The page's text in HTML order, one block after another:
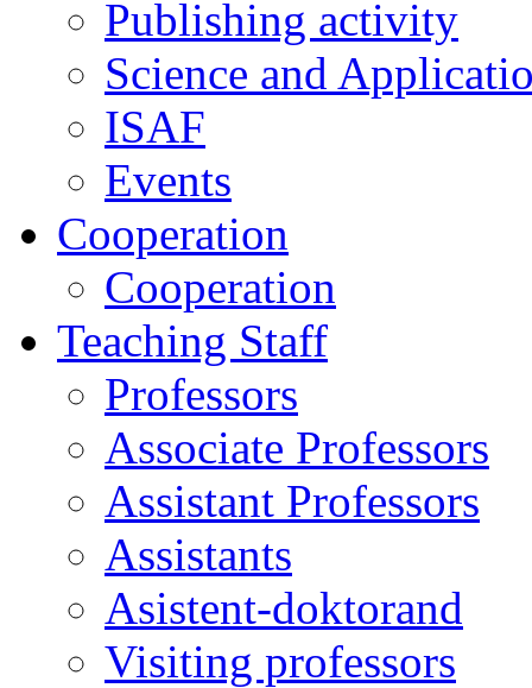
Publishing activity
Science and
ISAF
Events
Cooperation
Cooperation
Teaching Staff
Professors
Associate Professors
Assistant Professors
Assistants
Asistent-doktorand
Visiting professors